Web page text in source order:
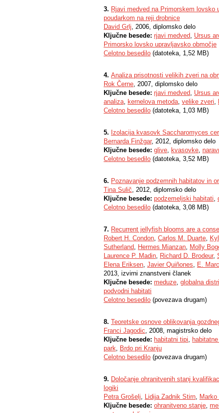
3. Rjavi medved na Primorskem
poudarkom na reji drobnice
David Grlj, 2006, diplomsko delo
Ključne besede: rjavi medved, Ursus
Primorsko lovsko upravljavsko območje
Celotno besedilo (datoteka, 1,52 MB)
4. Analiza prisotnosti velikih zveri na
Rok Černe, 2007, diplomsko delo
Ključne besede: rjavi medved, Ursus
analiza, kernelova metoda, velike zveri,
Celotno besedilo (datoteka, 1,03 MB)
5. Izolacija kvasovk Saccharomyces
Bernarda Finžgar, 2012, diplomsko delo
Ključne besede: glive, kvasovke,
Celotno besedilo (datoteka, 3,52 MB)
6. Poznavanje podzemnih habitatov in
Tina Sulič, 2012, diplomsko delo
Ključne besede: podzemeljski habitati,
Celotno besedilo (datoteka, 3,08 MB)
7. Recurrent jellyfish blooms are a
Robert H. Condon, Carlos M. Duarte,
Sutherland, Hermes Mianzan, Molly
Laurence P. Madin, Richard D. Brodeur,
Elena Eriksen, Javier Quiñones, E.
2013, izvirni znanstveni članek
Ključne besede: meduze, globalna
podvodni habitati
Celotno besedilo (povezava drugam)
8. Teoretske osnove oblikovanja
Franci Jagodic, 2008, magistrsko delo
Ključne besede: habitatni tipi,
park, Brdo pri Kranju
Celotno besedilo (povezava drugam)
9. Določanje ohranitvenih stanj
logiki
Petra Grošelj, Lidija Zadnik Stirn,
Ključne besede: ohranitveno stanje,